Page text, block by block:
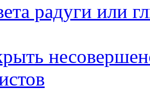
радуги или